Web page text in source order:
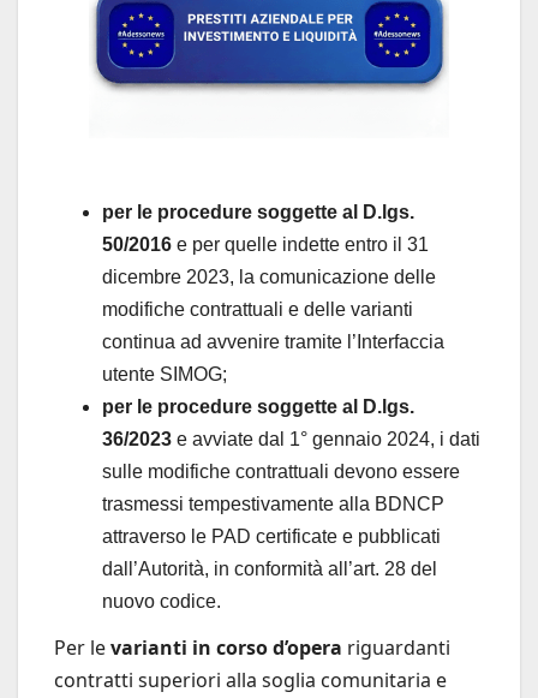
per le procedure soggette al D.lgs.
50/2016 e per quelle indette entro il 31
dicembre 2023, la comunicazione delle
modifiche contrattuali e delle varianti
continua ad avvenire tramite l’Interfaccia
utente SIMOG;
per le procedure soggette al D.lgs.
36/2023 e avviate dal 1° gennaio 2024, i dati
sulle modifiche contrattuali devono essere
trasmessi tempestivamente alla BDNCP
attraverso le PAD certificate e pubblicati
dall’Autorità, in conformità all’art. 28 del
nuovo codice.
Per levarianti in corso d’opera riguardanti
contratti superiori alla soglia comunitaria e